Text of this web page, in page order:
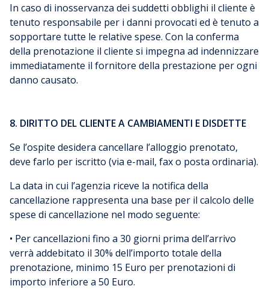
In caso di inosservanza dei suddetti obblighi il cliente è
tenuto responsabile per i danni provocati ed è tenuto a
sopportare tutte le relative spese. Con la conferma
della prenotazione il cliente si impegna ad indennizzare
immediatamente il fornitore della prestazione per ogni
danno causato.
8. DIRITTO DEL CLIENTE A CAMBIAMENTI E DISDETTE
Se l’ospite desidera cancellare l’alloggio prenotato,
deve farlo per iscritto (via e-mail, fax o posta ordinaria).
La data in cui l’agenzia riceve la notifica della
cancellazione rappresenta una base per il calcolo delle
spese di cancellazione nel modo seguente:
• Per cancellazioni fino a 30 giorni prima dell’arrivo
verrà addebitato il 30% dell’importo totale della
prenotazione, minimo 15 Euro per prenotazioni di
importo inferiore a 50 Euro.